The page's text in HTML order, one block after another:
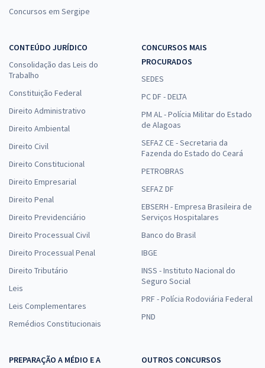
Concursos em Sergipe
CONTEÚDO JURÍDICO
Consolidação das Leis do
Trabalho
Constituição Federal
Direito Administrativo
Direito Ambiental
Direito Civil
Direito Constitucional
Direito Empresarial
Direito Penal
Direito Previdenciário
Direito Processual Civil
Direito Processual Penal
Direito Tributário
Leis
Leis Complementares
Remédios Constitucionais
CONCURSOS MAIS
PROCURADOS
SEDES
PC DF - DELTA
PM AL - Polícia Militar do Estado
de Alagoas
SEFAZ CE - Secretaria da
Fazenda do Estado do Ceará
PETROBRAS
SEFAZ DF
EBSERH - Empresa Brasileira de
Serviços Hospitalares
Banco do Brasil
IBGE
INSS - Instituto Nacional do
Seguro Social
PRF - Polícia Rodoviária Federal
PND
PREPARAÇÃO A MÉDIO E A
OUTROS CONCURSOS